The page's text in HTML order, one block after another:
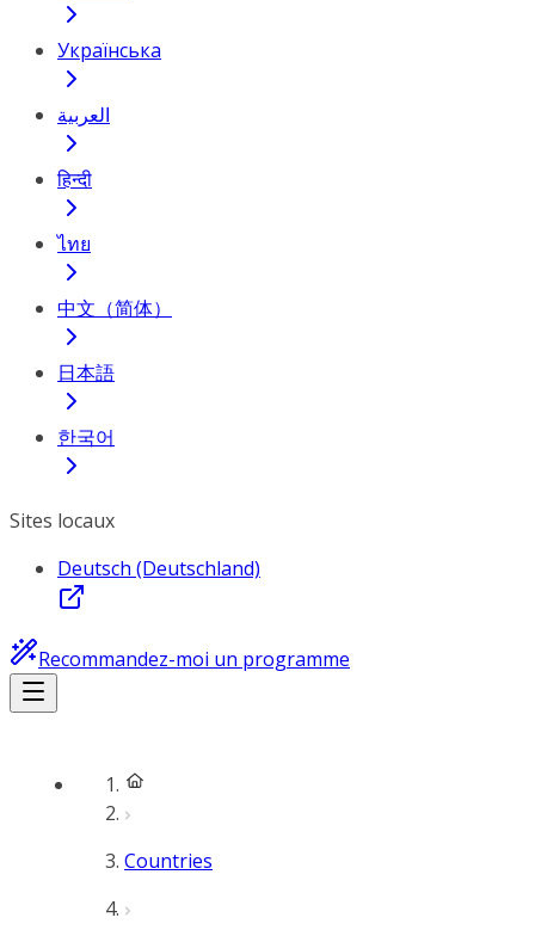
Українська
العربية
हिन्दी
ไทย
中文（简体）
日本語
한국어
Sites locaux
Deutsch (Deutschland)
Recommandez-moi un programme
Countries